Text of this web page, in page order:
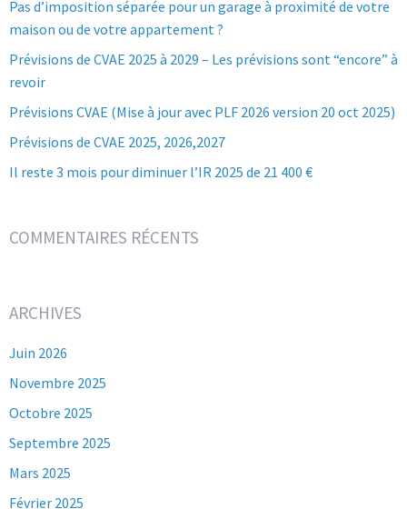
Pas d’imposition séparée pour un garage à proximité de votre
maison ou de votre appartement ?
Prévisions de CVAE 2025 à 2029 – Les prévisions sont “encore” à
revoir
Prévisions CVAE (Mise à jour avec PLF 2026 version 20 oct 2025)
Prévisions de CVAE 2025, 2026,2027
Il reste 3 mois pour diminuer l’IR 2025 de 21 400 €
COMMENTAIRES RÉCENTS
ARCHIVES
Juin 2026
Novembre 2025
Octobre 2025
Septembre 2025
Mars 2025
Février 2025